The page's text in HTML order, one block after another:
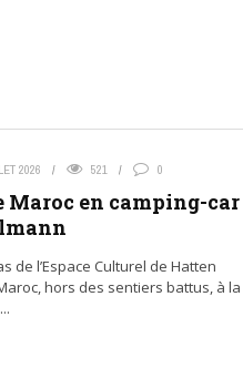
2026 521 0
Maroc en camping-car
de l’Espace Culturel de Hatten
hors des sentiers battus, à la